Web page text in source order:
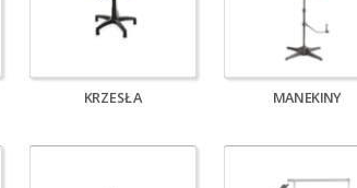
KRZESŁA MANEKINY